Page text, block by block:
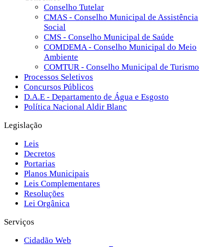
Conselho Tutelar
CMAS - Conselho Municipal de Assistência
Social
CMS - Conselho Municipal de Saúde
COMDEMA - Conselho Municipal do Meio
Ambiente
COMTUR - Conselho Municipal de Turismo
Processos Seletivos
Concursos Públicos
D.A.E - Departamento de Água e Esgosto
Política Nacional Aldir Blanc
Legislação
Leis
Decretos
Portarias
Planos Municipais
Leis Complementares
Resoluções
Lei Orgânica
Serviços
Cidadão Web